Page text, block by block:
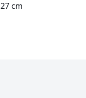
27 cm